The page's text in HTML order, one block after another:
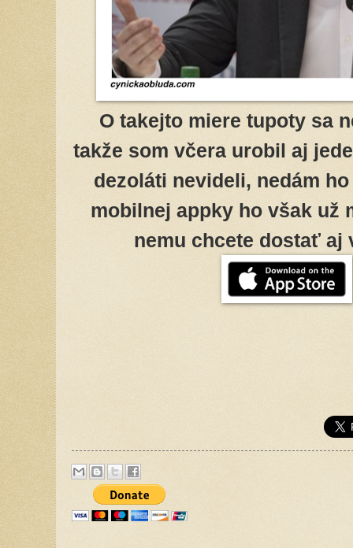
O takejto miere tupoty sa
takže som včera urobil aj
dezoláti nevideli, nedám
mobilnej appky ho však už
nemu chcete dostať aj